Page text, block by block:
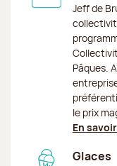
Jeff de
Pâques.
le prix
En
Glaces